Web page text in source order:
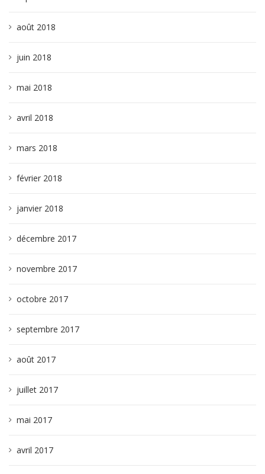
août 2018
juin 2018
mai 2018
avril 2018
mars 2018
février 2018
janvier 2018
décembre 2017
novembre 2017
octobre 2017
septembre 2017
août 2017
juillet 2017
mai 2017
avril 2017